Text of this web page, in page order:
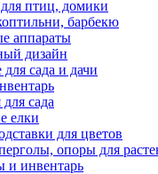
птиц, домики
барбекю
аппараты
дизайн
сада и дачи
сада
елки
для цветов
опоры для
и инвентарь